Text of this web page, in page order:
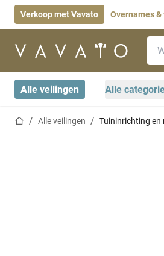
Verkoop met Vavato Overnames &
Startpagina
Alle veilingen Alle
StartpaginaAlle veilingen Tuininrichting en